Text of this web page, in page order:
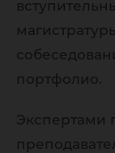
портфолио.
Экспертами